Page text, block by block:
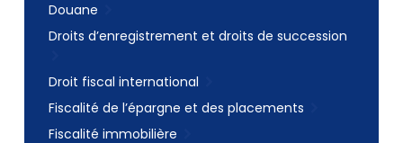
Douane
Droits d’enregistrement et droits de succession
Droit fiscal international
Fiscalité de l’épargne et des placements
Fiscalité immobilière